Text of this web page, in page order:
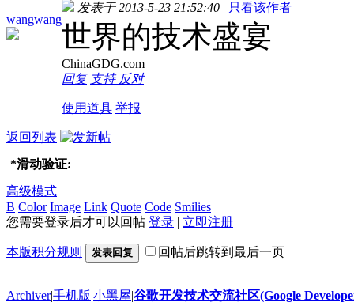
wangwang
发表于 2013-5-23 21:52:40 | 只看该作者
世界的技术盛宴
ChinaGDG.com
回复 支持 反对
使用道具 举报
返回列表
*滑动验证:
高级模式
B Color Image Link Quote Code Smilies
您需要登录后才可以回帖 登录 | 立即注册
本版积分规则 发表回复 回帖后跳转到最后一页
Archiver|手机版|小黑屋|谷歌开发技术交流社区(Google